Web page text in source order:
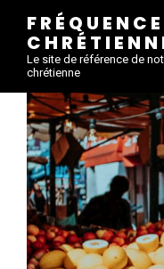
FRÉQUENCE
Le site de référence de
chrétienne